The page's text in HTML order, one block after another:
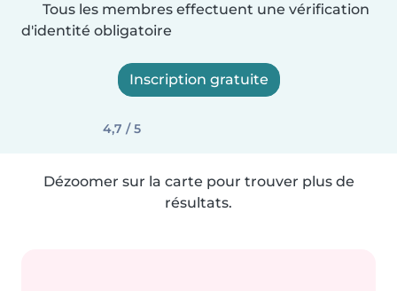
Tous les membres effectuent une vérification
d'identité obligatoire
Inscription gratuite
4,7 / 5
Dézoomer sur la carte pour trouver plus de
résultats.